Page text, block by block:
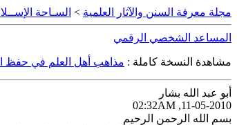
مجلة معرفة السنن والآثار العلمية > السـاحة
المساعد الشخصي الرقمي
مشاهدة النسخة كاملة : مذاهب أهل العلم في حفظ
أبو عبد الله بشار
11-05-2010, 02:32AM
بسم الله الرحمن الرحيم